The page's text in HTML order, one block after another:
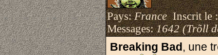
Pays:FranceInscrit le
Messages:1642 (Trõll
Breaking Bad, une